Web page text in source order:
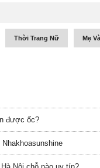
Thời Trang Nữ Mẹ
được ốc?